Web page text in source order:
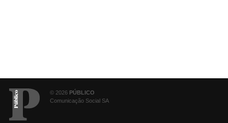
© 2026 PÚBLICO
Comunicação Social SA